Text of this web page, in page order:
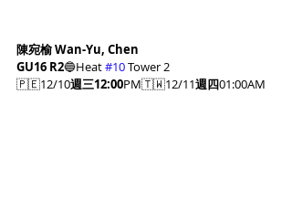
陳宛榆 Wan-Yu, Chen
GU16 R2🔵Heat #10 Tower 2
🇵🇪12/10週三12:00PM🇹🇼12/11週四01:00AM